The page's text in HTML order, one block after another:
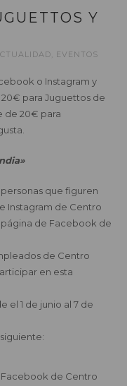
Y
EVENTOS
o Instagram y
para Juguettos de
de 20€ para
que figuren
Instagram de Centro
página de Facebook de
de Centro
en esta
el 1 de junio al 7 de
Facebook de Centro